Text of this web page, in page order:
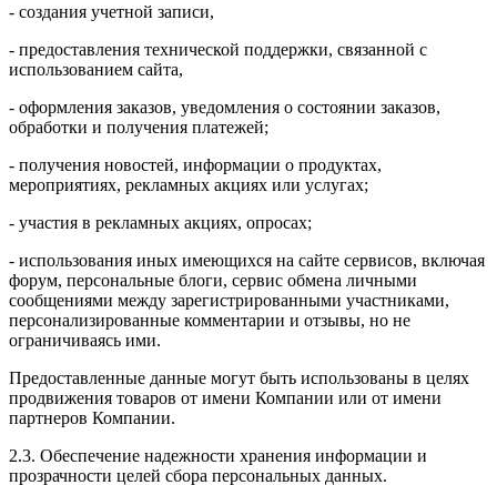
- создания учетной записи,
- предоставления технической поддержки, связанной с
использованием сайта,
- оформления заказов, уведомления о состоянии заказов,
обработки и получения платежей;
- получения новостей, информации о продуктах,
мероприятиях, рекламных акциях или услугах;
- участия в рекламных акциях, опросах;
- использования иных имеющихся на сайте сервисов, включая
форум, персональные блоги, сервис обмена личными
сообщениями между зарегистрированными участниками,
персонализированные комментарии и отзывы, но не
ограничиваясь ими.
Предоставленные данные могут быть использованы в целях
продвижения товаров от имени Компании или от имени
партнеров Компании.
2.3. Обеспечение надежности хранения информации и
прозрачности целей сбора персональных данных.